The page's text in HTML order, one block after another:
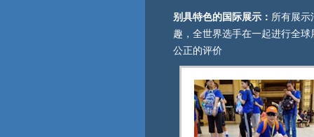
别具特色的国际展示： 所有展示
趣，全世界选手在一起进行全
公正的评价